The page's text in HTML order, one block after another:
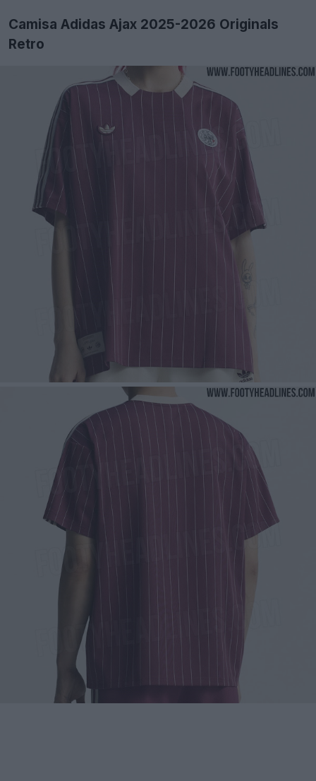
Camisa Adidas Ajax 2025-2026 Originals
Retro